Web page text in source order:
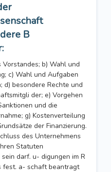
B
b) Wahl und
c) Wahl und Aufgaben
d) besondere Rechte und
der; e) Vorgehen
und die
g) Kostenverteilung
der Finanzierung.
des Unternehmens
Statuten
darf. u- digungen im R
fest. a- schaft beantragt